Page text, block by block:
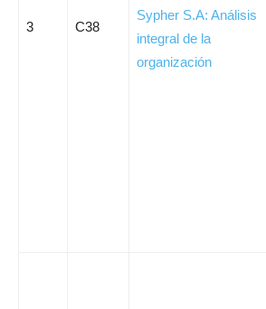
3 C38
Sypher S.A: Análisis
integral de la
organización